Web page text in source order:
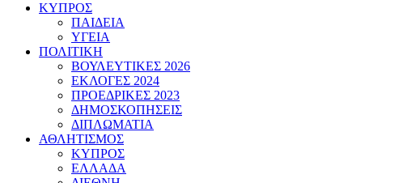
ΚΥΠΡΟΣ
ΠΑΙΔΕΙΑ
ΥΓΕΙΑ
ΠΟΛΙΤΙΚΗ
ΒΟΥΛΕΥΤΙΚΕΣ 2026
ΕΚΛΟΓΕΣ 2024
ΠΡΟΕΔΡΙΚΕΣ 2023
ΔΗΜΟΣΚΟΠΗΣΕΙΣ
ΔΙΠΛΩΜΑΤΙΑ
ΑΘΛΗΤΙΣΜΟΣ
ΚΥΠΡΟΣ
ΕΛΛΑΔΑ